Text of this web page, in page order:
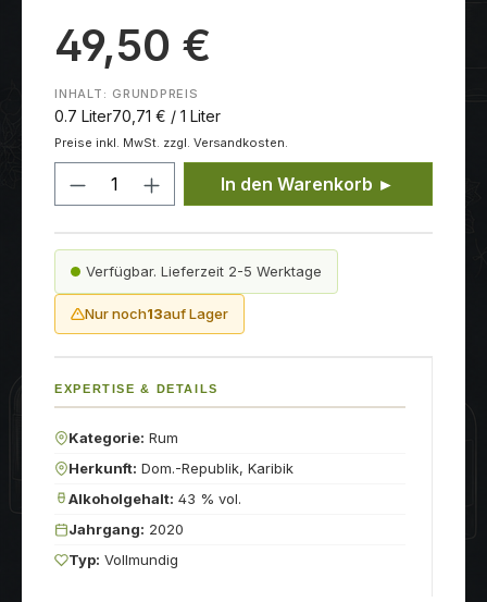
49,50 €
INHALT:
0.7 Liter
GRUNDPREIS
70,71 € / 1 Liter
Preise inkl. MwSt. zzgl. Versandkosten.
Produkt Anzahl: Gib den
In den Warenkorb ►
Verfügbar. Lieferzeit 2-5 Werktage
Nur noch13auf Lager
EXPERTISE & DETAILS
Kategorie: Rum
Herkunft: Dom.-Republik, Karibik
Alkoholgehalt: 43 % vol.
Jahrgang: 2020
Typ: Vollmundig